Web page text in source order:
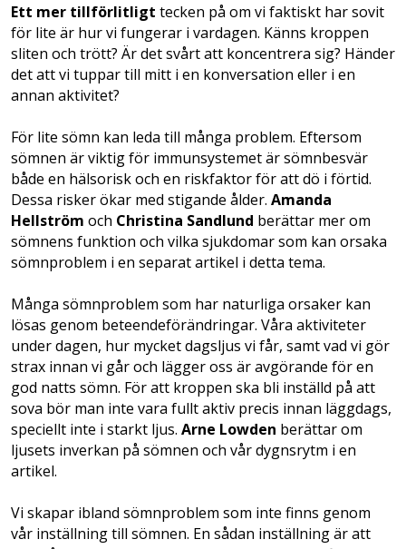
Ett mer tillförlitligt tecken på om vi faktiskt har sovit
för lite är hur vi fungerar i vardagen. Känns kroppen
sliten och trött? Är det svårt att koncentrera sig? Händer
det att vi tuppar till mitt i en konversation eller i en
annan aktivitet?
För lite sömn kan leda till många problem. Eftersom
sömnen är viktig för immunsystemet är sömnbesvär
både en hälsorisk och en riskfaktor för att dö i förtid.
Dessa risker ökar med stigande ålder. Amanda
Hellström och Christina Sandlund berättar mer om
sömnens funktion och vilka sjukdomar som kan orsaka
sömnproblem i en separat artikel i detta tema.
Många sömnproblem som har naturliga orsaker kan
lösas genom beteendeförändringar. Våra aktiviteter
under dagen, hur mycket dagsljus vi får, samt vad vi gör
strax innan vi går och lägger oss är avgörande för en
god natts sömn. För att kroppen ska bli inställd på att
sova bör man inte vara fullt aktiv precis innan läggdags,
speciellt inte i starkt ljus. Arne Lowden berättar om
ljusets inverkan på sömnen och vår dygnsrytm i en
artikel.
Vi skapar ibland sömnproblem som inte finns genom
vår inställning till sömnen. En sådan inställning är att